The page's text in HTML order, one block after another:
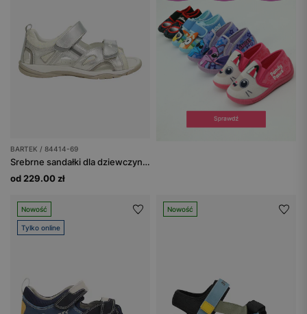
BARTEK / 84414-69
Srebrne sandałki dla dziewczynki BARTEK 84414-69
od 229.00 zł
Nowość
Tylko online
Nowość